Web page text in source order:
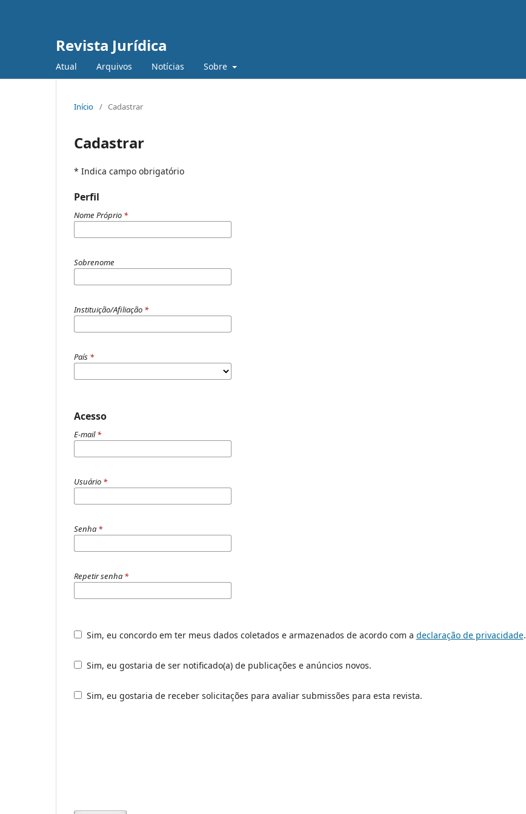
Revista Jurídica
Atual Arquivos Notícias Sobre
Início / Cadastrar
Cadastrar
* Indica campo obrigatório
Perfil
Nome Próprio *
Sobrenome
Instituição/Afiliação *
País *
Acesso
E-mail*
Usuário *
Senha *
Repetir senha *
Sim, eu concordo em ter meus dados coletados e armazenados de acordo com a declaração de privacidade.
Sim, eu gostaria de ser notificado(a) de publicações e anúncios novos.
Sim, eu gostaria de receber solicitações para avaliar submissões para esta revista.